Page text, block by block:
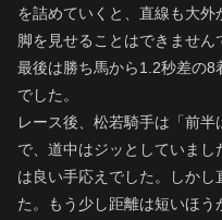
を詰めていくと、直線も大
脚を見せることはできませ
最後は勝ち馬から1.2秒差の
でした。
レース後、松若騎手は「前
で、道中はジッとしていま
は良い手応えでした。しか
た。もう少し距離は短いほう